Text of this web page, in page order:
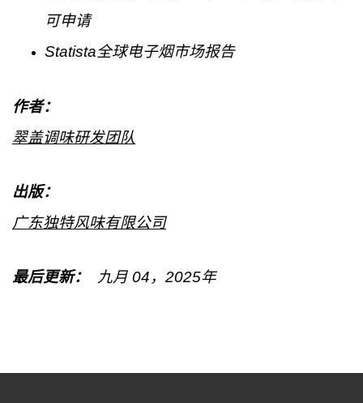
可申请
Statista全球电子烟市场报告
作者：
翠盖调味研发团队
出版：
广东独特风味有限公司
最后更新： 九月 04 ，2025年